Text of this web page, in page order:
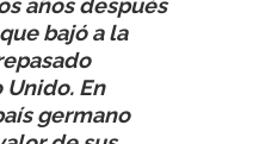
años después
bajó a la
En
germano